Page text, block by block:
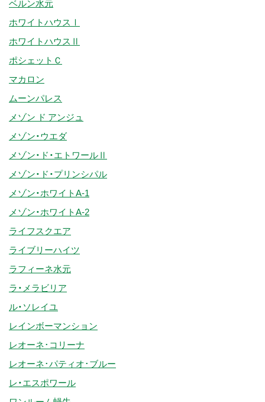
ベルン水元
ホワイトハウスⅠ
ホワイトハウスⅡ
ポシェットＣ
マカロン
ムーンパレス
メゾン ド アンジュ
メゾン・ウエダ
メゾン・ド・エトワールⅡ
メゾン・ド・プリンシパル
メゾン・ホワイトA-1
メゾン・ホワイトA-2
ライフスクエア
ライブリーハイツ
ラフィーネ水元
ラ・メラビリア
ル・ソレイユ
レインボーマンション
レオーネ･コリーナ
レオーネ･パティオ･ブルー
レ・エスポワール